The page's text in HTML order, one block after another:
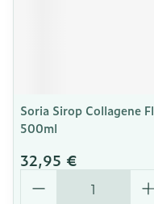
Soria Sirop Collagene Fl
500ml
32,95 €
Quantité